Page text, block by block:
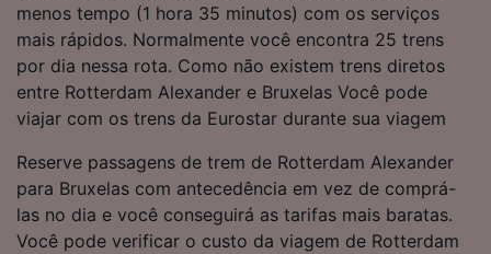
menos tempo (1 hora 35 minutos) com os serviços
mais rápidos. Normalmente você encontra 25 trens
por dia nessa rota. Como não existem trens diretos
entre Rotterdam Alexander e Bruxelas Você pode
viajar com os trens da Eurostar durante sua viagem
Reserve passagens de trem de Rotterdam Alexander
para Bruxelas com antecedência em vez de comprá-
las no dia e você conseguirá as tarifas mais baratas.
Você pode verificar o custo da viagem de Rotterdam